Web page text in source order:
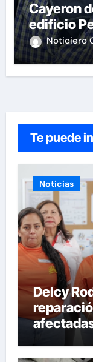
Cayeron
edificio
Noticiero
Te puede
Noticias
Delcy